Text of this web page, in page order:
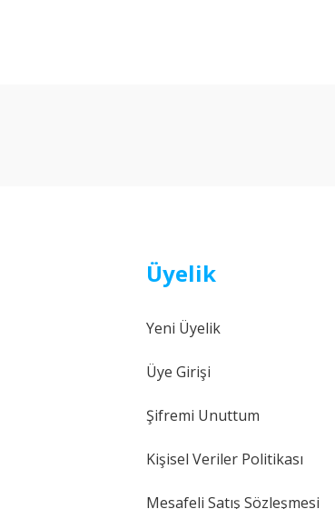
Üyelik
Yeni Üyelik
Üye Girişi
Şifremi Unuttum
Kişisel Veriler Politikası
Mesafeli Satış Sözleşmesi